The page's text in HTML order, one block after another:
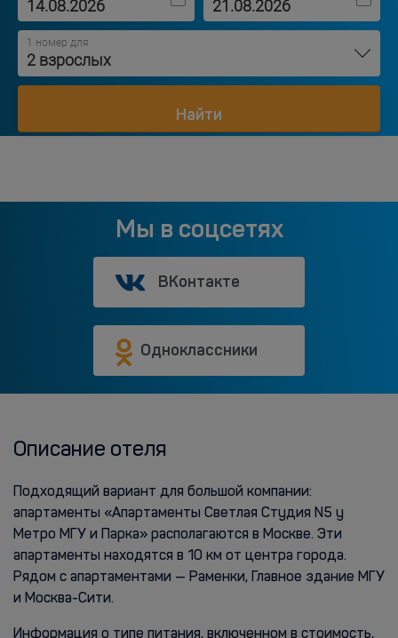
1 номер для
2 взрослых
Найти
Мы в соцсетях
ВКонтакте
Одноклассники
Описание отеля
Подходящий вариант для большой компании:
апартаменты «Апартаменты Светлая Студия N5 у
Метро МГУ и Парка» располагаются в Москве. Эти
апартаменты находятся в 10 км от центра города.
Рядом с апартаментами — Раменки, Главное здание МГУ
и Москва-Сити.
Информация о типе питания, включенном в стоимость,